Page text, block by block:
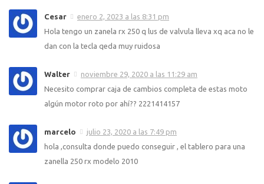
Cesar
enero 2, 2023 a las 8:31 pm
Hola tengo un zanela rx 250 q lus de valvula lleva xq aca no le
dan con la tecla qeda muy ruidosa
Walter
noviembre 29, 2020 a las 11:29 am
Necesito comprar caja de cambios completa de estas moto
algún motor roto por ahí?? 2221414157
marcelo
julio 23, 2020 a las 7:49 pm
hola ,consulta donde puedo conseguir , el tablero para una
zanella 250 rx modelo 2010